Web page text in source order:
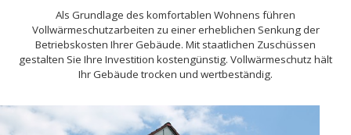
Als Grundlage des komfortablen Wohnens führen
Vollwärmeschutzarbeiten zu einer erheblichen Senkung der
Betriebskosten Ihrer Gebäude. Mit staatlichen Zuschüssen
gestalten Sie Ihre Investition kostengünstig. Vollwärmeschutz hält
Ihr Gebäude trocken und wertbeständig.